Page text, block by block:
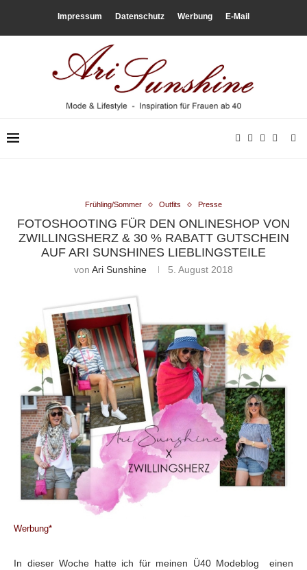
Impressum Datenschutz Werbung E-Mail
Frühling/Sommer Outfits Presse
FOTOSHOOTING FÜR DEN ONLINESHOP VON
ZWILLINGSHERZ & 30 % RABATT GUTSCHEIN
AUF ARI SUNSHINES LIEBLINGSTEILE
von Ari Sunshine 5. August 2018
Werbung*
In dieser Woche hatte ich für meinen Ü40 Modeblog einen